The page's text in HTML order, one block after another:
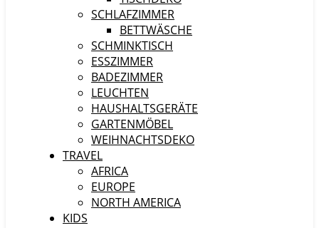
SCHLAFZIMMER
BETTWÄSCHE
SCHMINKTISCH
ESSZIMMER
BADEZIMMER
LEUCHTEN
HAUSHALTSGERÄTE
GARTENMÖBEL
WEIHNACHTSDEKO
TRAVEL
AFRICA
EUROPE
NORTH AMERICA
KIDS